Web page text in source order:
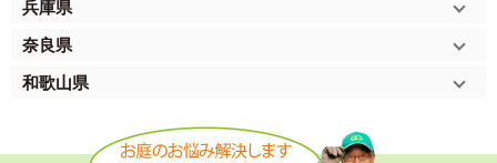
兵庫県
奈良県
和歌山県